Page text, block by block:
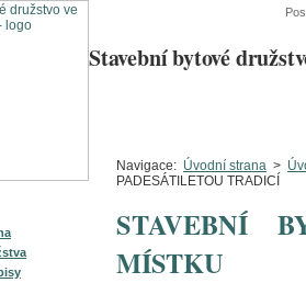
Stavební bytové
Navigace: Úvodní strana >
PADESÁTILETOU TRADICÍ
STAVEBNÍ
MÍSTKU